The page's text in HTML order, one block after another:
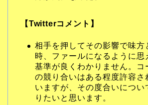
【Twitterコメント】
相手を押してその影響で味方
時、ファールになるように思
基準が良くわかりません。コ
の競り合いはある程度許容さ
いますが、その度合いについ
りたいと思います。